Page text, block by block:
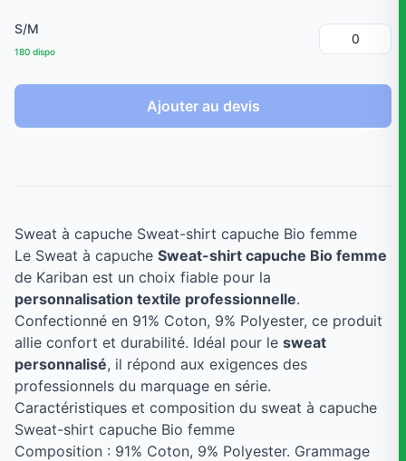
S/M
180 dispo
Ajouter au devis
Sweat à capuche Sweat-shirt capuche Bio femme
Le Sweat à capuche Sweat-shirt capuche Bio femme
de Kariban est un choix fiable pour la
personnalisation textile professionnelle.
Confectionné en 91% Coton, 9% Polyester, ce produit
allie confort et durabilité. Idéal pour le sweat
personnalisé, il répond aux exigences des
professionnels du marquage en série.
Caractéristiques et composition du sweat à capuche
Sweat-shirt capuche Bio femme
Composition : 91% Coton, 9% Polyester. Grammage